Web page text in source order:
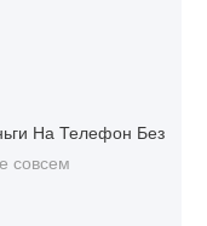
На Телефон Без
совсем